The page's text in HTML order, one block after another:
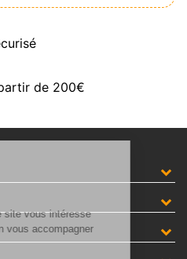
de 200€
de ce site vous intéresse
bien vous accompagner